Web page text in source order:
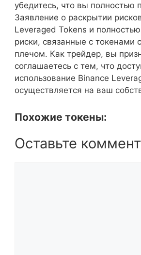
убедитесь, что вы полностью
Заявление о раскрытии
Leveraged Tokens и
риски, связанные с токенами
плечом. Как трейдер, вы
соглашаетесь с тем, что
использование Binance
осуществляется на ваш
Похожие токены:
Оставьте